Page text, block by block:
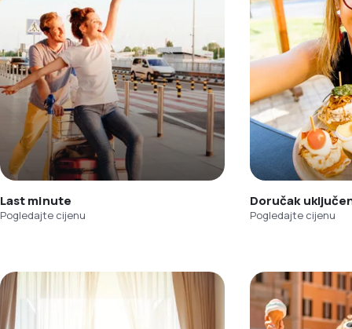
Last minute
Pogledajte cijenu
Doručak
Pogledajte cijenu